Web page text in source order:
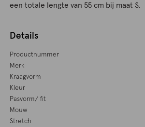
een totale lengte van 55 cm bij maat S.
Details
Productnummer
Merk
Kraagvorm
Kleur
Pasvorm/ fit
Mouw
Stretch